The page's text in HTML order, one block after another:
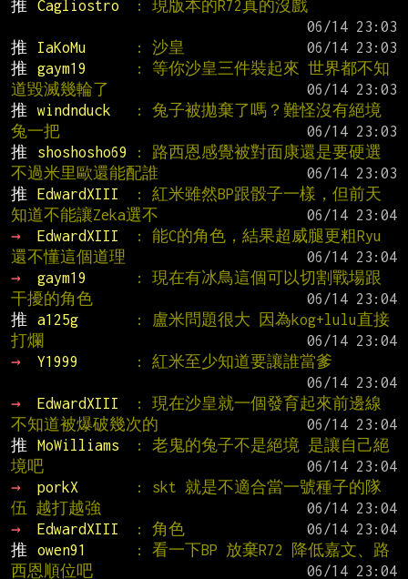
推 Cagliostro
: 現版本的R72真的沒戲
推
IaKoMu : 沙皇
推
gaym19
: 等你沙皇三件裝起來 世界都不知
道毀滅幾輪了
推
windnduck
: 兔子被拋棄了嗎？難怪沒有絕境
兔一把
推
shoshosho69
: 路西恩感覺被對面康還是要硬選
不過米里歐還能配誰
推
EdwardXIII
: 紅米雖然BP跟骰子一樣，但前天
知道不能讓Zeka選不
→
EdwardXIII
: 能C的角色，結果超威腿更粗Ryu
還不懂這個道理
→
gaym19
: 現在有冰鳥這個可以切割戰場跟
干擾的角色
推
a125g
: 盧米問題很大 因為kog+lulu直接
打爛
→
Y1999
: 紅米至少知道要讓誰當爹
→
EdwardXIII
: 現在沙皇就一個發育起來前邊線
不知道被爆破幾次的
推
MoWilliams
: 老鬼的兔子不是絕境 是讓自己絕
境吧
→
porkX
: skt 就是不適合當一號種子的隊
伍 越打越強
→
EdwardXIII : 角色
推
owen91
: 看一下BP 放棄R72 降低嘉文、路
西恩順位吧